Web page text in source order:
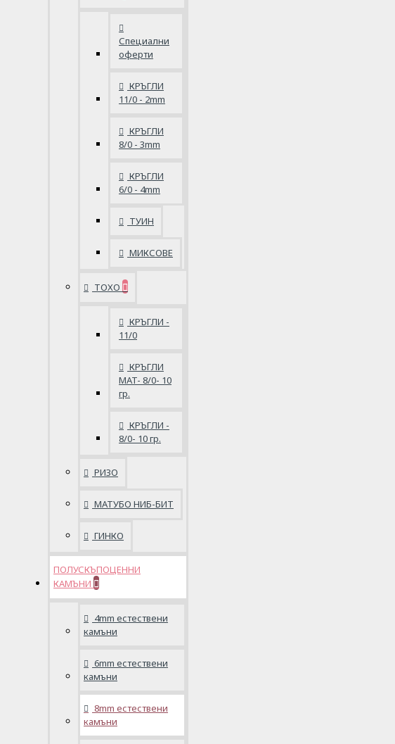
Специални
оферти
КРЪГЛИ
11/0 - 2mm
КРЪГЛИ
8/0 - 3mm
КРЪГЛИ
6/0 - 4mm
ТУИН
МИКСОВЕ
ТОХО
КРЪГЛИ -
11/0
КРЪГЛИ
MAT- 8/0- 10
гр.
КРЪГЛИ -
8/0- 10 гр.
РИЗО
МАТУБО НИБ-БИТ
ГИНКО
ПОЛУСКЪПОЦЕННИ
КАМЪНИ
4mm естествени
камъни
6mm естествени
камъни
8mm естествени
камъни